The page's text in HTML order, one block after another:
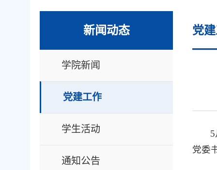
新闻动态
学院新闻
党建工作
学生活动
通知公告
党
党委